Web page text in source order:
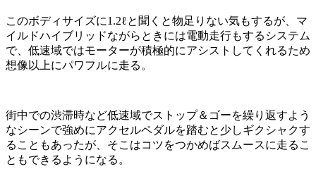
このボディサイズに1.2ℓと聞くと物足りない気もするが、マ
イルドハイブリッドながらときには電動走行もするシステム
で、低速域ではモーターが積極的にアシストしてくれるため
想像以上にパワフルに走る。
街中での渋滞時など低速域でストップ＆ゴーを繰り返すよう
なシーンで強めにアクセルペダルを踏むと少しギクシャクす
ることもあったが、そこはコツをつかめばスムースに走るこ
ともできるようになる。